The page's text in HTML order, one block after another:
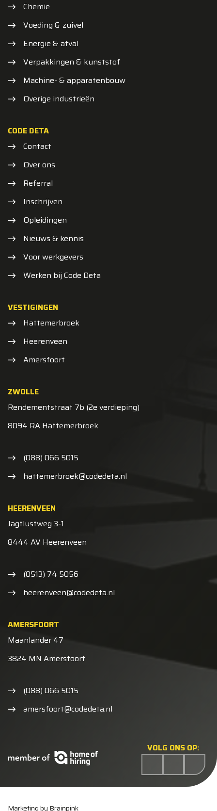
VOLG ONS OP:
Chemie
Voeding & zuivel
Energie & afval
Verpakkingen & kunststof
Machine- & apparatenbouw
Overige industrieën
CODE DETA
Contact
Over ons
Referral
Inschrijven
Opleidingen
Nieuws & kennis
Voor werkgevers
Werken bij Code Deta
VESTIGINGEN
Hattemerbroek
Heerenveen
Amersfoort
ZWOLLE
Rendementstraat 7b (2e verdieping)
8094 RA Hattemerbroek
(088) 066 5015
hattemerbroek@codedeta.nl
HEERENVEEN
Jagtlustweg 3-1
8444 AV Heerenveen
(0513) 74 5056
heerenveen@codedeta.nl
AMERSFOORT
Maanlander 47
3824 MN Amersfoort
(088) 066 5015
amersfoort@codedeta.nl
Marketing by Brainpink